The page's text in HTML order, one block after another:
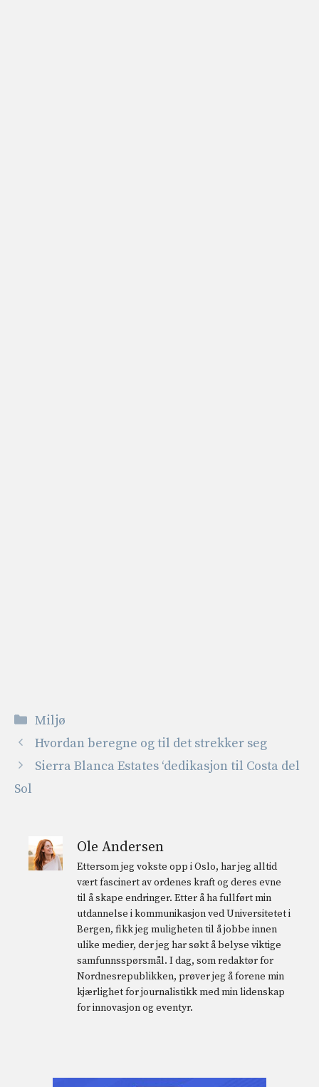
Kategorier
Miljø
Hvordan beregne og til det strekker seg
Sierra Blanca Estates ‘dedikasjon til Costa del
Sol
Ole Andersen
Ettersom jeg vokste opp i Oslo, har jeg alltid
vært fascinert av ordenes kraft og deres evne
til å skape endringer. Etter å ha fullført min
utdannelse i kommunikasjon ved Universitetet i
Bergen, fikk jeg muligheten til å jobbe innen
ulike medier, der jeg har søkt å belyse viktige
samfunnsspørsmål. I dag, som redaktør for
Nordnesrepublikken, prøver jeg å forene min
kjærlighet for journalistikk med min lidenskap
for innovasjon og eventyr.